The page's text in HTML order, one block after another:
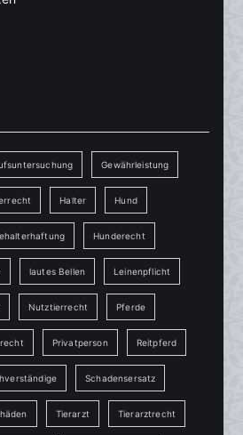
Gewährleistung
Halter Hund
Hunderecht
lautes Bellen Leinenpflicht
Nutztierrecht Pferde
Privatperson Reitpferd
Schadensersatz
Tierarzt Tierarztrecht